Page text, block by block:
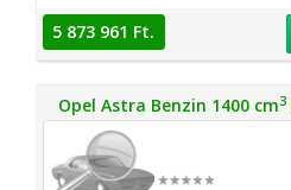
5 873 961 Ft.
Opel Astra Benzin 1400 cm3